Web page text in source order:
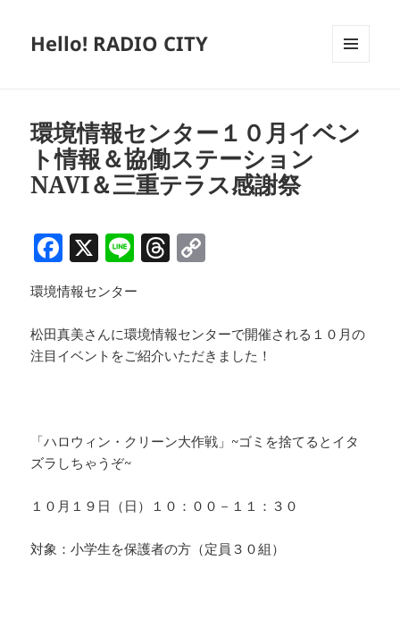
Hello! RADIO CITY
環境情報センター１０月イベン
ト情報＆協働ステーション
NAVI＆三重テラス感謝祭
F
a
c
e
b
k
X Li
e
T
a
d
y
Li
環境情報センター
松田真美さんに環境情報センターで開催される１０月の
注目イベントをご紹介いただきました！
「ハロウィン・クリーン大作戦」~ゴミを捨てるとイタ
ズラしちゃうぞ~
１０月１９日（日）１０：００－１１：３０
対象：小学生を保護者の方（定員３０組）